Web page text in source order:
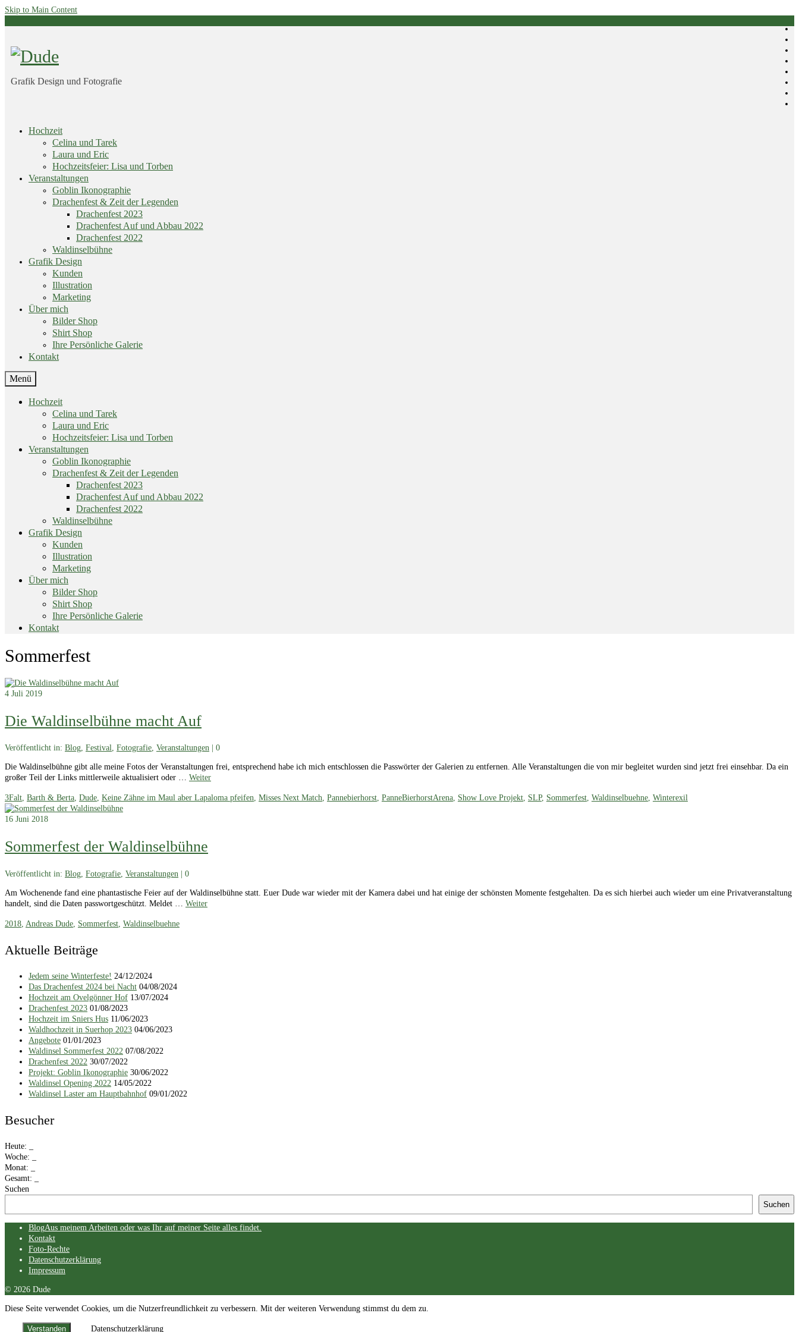
Skip to Main Content
Grafik Design und Fotografie
Hochzeit
Celina und Tarek
Laura und Eric
Hochzeitsfeier: Lisa und Torben
Veranstaltungen
Goblin Ikonographie
Drachenfest & Zeit der Legenden
Drachenfest 2023
Drachenfest Auf und Abbau 2022
Drachenfest 2022
Waldinselbühne
Grafik Design
Kunden
Illustration
Marketing
Über mich
Bilder Shop
Shirt Shop
Ihre Persönliche Galerie
Kontakt
End
of
Menü
Skip
Hochzeit
Celina und Tarek
Laura und Eric
Hochzeitsfeier: Lisa und Torben
Veranstaltungen
Goblin Ikonographie
Drachenfest & Zeit der Legenden
Drachenfest 2023
Drachenfest Auf und Abbau 2022
Drachenfest 2022
Waldinselbühne
Grafik Design
Kunden
Illustration
Marketing
Über mich
Bilder Shop
Shirt Shop
Ihre Persönliche Galerie
Kontakt
End
of
Sommerfest
4 Juli 2019
Die Waldinselbühne macht Auf
Veröffentlicht in: Blog, Festival, Fotografie, Veranstaltungen 0
Die Waldinselbühne gibt alle meine Fotos der Veranstaltungen frei, entsprechend habe ich mich entschlossen die Passwörter der Galerien zu entfernen. Alle Veranstaltungen die von mir begleitet wurden sind jetzt frei einsehbar. Da ein
großer Teil der Links mittlerweile aktualisiert oder … Weiter
3Falt, Barth & Berta, Dude, Keine Zähne im Maul aber Lapaloma pfeifen, Misses Next Match, Pannebierhorst, PanneBierhorstArena, Show Love Projekt, SLP, Sommerfest, Waldinselbuehne, Winterexil
16 Juni 2018
Sommerfest der Waldinselbühne
Veröffentlicht in: Blog Fotografie Veranstaltungen | 0
Am Wochenende fand eine phantastische Feier auf der Waldinselbühne statt. Euer Dude war wieder mit der Kamera dabei und hat einige der schönsten Momente festgehalten. Da es sich hierbei auch wieder um eine Privatveranstaltung
handelt, sind die Daten passwortgeschützt. Meldet … Weiter
2018 Andreas Dude Sommerfest Waldinselbuehne
Aktuelle Beiträge
Jedem seine Winterfeste! 24/12/2024
Das Drachenfest 2024 bei Nacht 04/08/2024
Hochzeit am Ovelgönner Hof 13/07/2024
Drachenfest 2023 01/08/2023
Hochzeit im Sniers Hus 11/06/2023
Waldhochzeit in Suerhop 2023 04/06/2023
Angebote 01/01/2023
Waldinsel Sommerfest 2022 07/08/2022
Drachenfest 2022 30/07/2022
Projekt: Goblin Ikonographie 30/06/2022
Waldinsel Opening 2022 14/05/2022
Waldinsel Laster am Hauptbahnhof 09/01/2022
Besucher
Heute:
Woche:
Monat:
Gesamt:
Suchen
Suchen
menu
BlogAus meinem Arbeiten oder was Ihr auf meiner Seite alles findet.
Kontakt
Foto-Rechte
Datenschutzerklärung
Impressum
End
menu
© 2026 Dude
Diese Seite verwendet Cookies, um die Nutzerfreundlichkeit zu verbessern. Mit der weiteren Verwendung stimmst du dem zu.
Verstanden Datenschutzerklärung